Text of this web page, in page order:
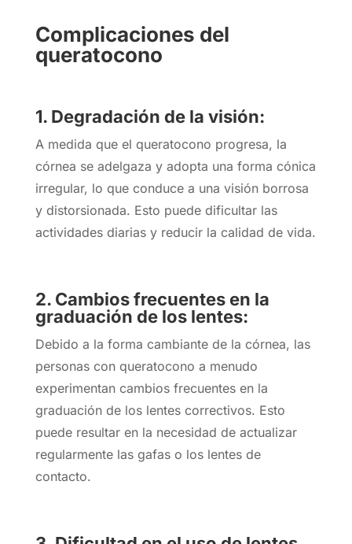
Complicaciones del
queratocono
1. Degradación de la visión:
A medida que el queratocono progresa, la
córnea se adelgaza y adopta una forma cónica
irregular, lo que conduce a una visión borrosa
y distorsionada. Esto puede dificultar las
actividades diarias y reducir la calidad de vida.
2. Cambios frecuentes en la
graduación de los lentes:
Debido a la forma cambiante de la córnea, las
personas con queratocono a menudo
experimentan cambios frecuentes en la
graduación de los lentes correctivos. Esto
puede resultar en la necesidad de actualizar
regularmente las gafas o los lentes de
contacto.